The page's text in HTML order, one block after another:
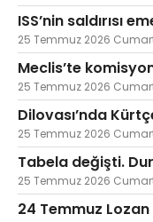
ISS’nin saldırısı
25 Temmuz 2026
Meclis’te
25 Temmuz 2026
Dilovası’nda
25 Temmuz 2026
Tabela değişti.
25 Temmuz 2026
24 Temmuz